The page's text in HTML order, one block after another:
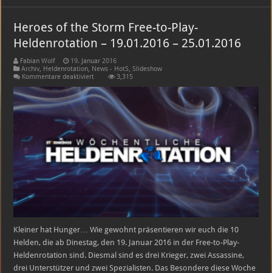
Heroes of the Storm Free-to-Play-
Heldenrotation – 19.01.2016 – 25.01.2016
Fabian Wolf
19. Januar 2016
Archiv, Heldenrotation, News - HotS,Slideshow
Kommentare deaktiviertfür
of
the
Storm
to-
Heldenrotation
–
19.01.2016
–
25.01.2016
3,315
Kleiner hat Hunger… Wie gewohnt präsentieren wir euch die 10
Helden, die ab Dinestag, den 19. Januar 2016 in der Free-to-Play-
Heldenrotation sind. Diesmal sind es drei Krieger, zwei Assassine,
drei Unterstützer und zwei Spezialisten. Das Besondere diese Woche